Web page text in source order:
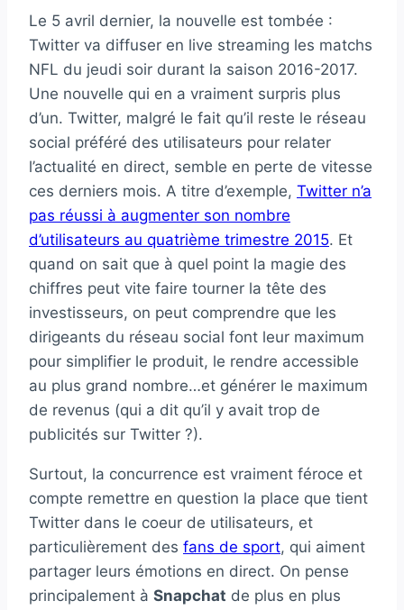
Le 5 avril dernier, la nouvelle est tombée :
Twitter va diffuser en live streaming les matchs
NFL du jeudi soir durant la saison 2016-2017.
Une nouvelle qui en a vraiment surpris plus
d’un. Twitter, malgré le fait qu’il reste le réseau
social préféré des utilisateurs pour relater
l’actualité en direct, semble en perte de vitesse
ces derniers mois. A titre d’exemple, Twitter n’a
pas réussi à augmenter son nombre
d’utilisateurs au quatrième trimestre 2015. Et
quand on sait que à quel point la magie des
chiffres peut vite faire tourner la tête des
investisseurs, on peut comprendre que les
dirigeants du réseau social font leur maximum
pour simplifier le produit, le rendre accessible
au plus grand nombre…et générer le maximum
de revenus (qui a dit qu’il y avait trop de
publicités sur Twitter ?).
Surtout, la concurrence est vraiment féroce et
compte remettre en question la place que tient
Twitter dans le coeur de utilisateurs, et
particulièrement des fans de sport, qui aiment
partager leurs émotions en direct. On pense
principalement à Snapchat de plus en plus